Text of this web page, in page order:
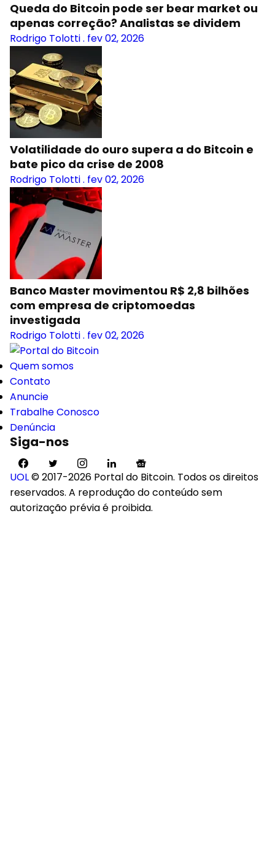
Queda do Bitcoin pode ser bear market ou
apenas correção? Analistas se dividem
Rodrigo Tolotti. fev 02, 2026
Volatilidade do ouro supera a do Bitcoin e
bate pico da crise de 2008
Rodrigo Tolotti. fev 02, 2026
Banco Master movimentou R$ 2,8 bilhões
com empresa de criptomoedas
investigada
Rodrigo Tolotti. fev 02, 2026
Quem somos
Contato
Anuncie
Trabalhe Conosco
Denúncia
Siga-nos
UOL© 2017-2026 Portal do Bitcoin. Todos os direitos
reservados. A reprodução do conteúdo sem
autorização prévia é proibida.